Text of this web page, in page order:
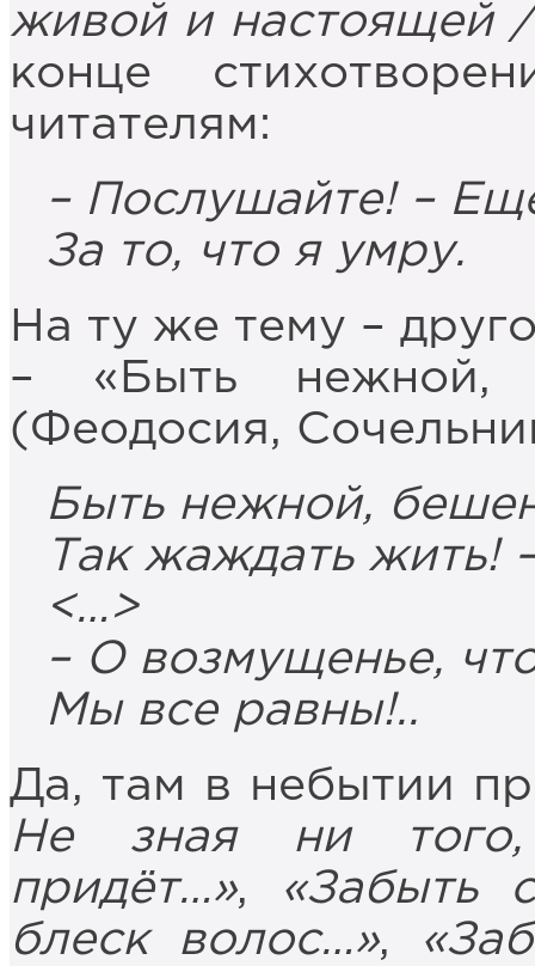
живой и настоящей
конце
читателям:
– Послушайте! –
За то, что я умру.
На ту же тему –
– «Быть нежной,
(Феодосия,
Быть нежной,
Так жаждать жить!
<…>
– О возмущенье,
Мы все равны!..
Да, там в небытии
Не зная ни
придёт…»,
«Забыть
блеск волос…»,